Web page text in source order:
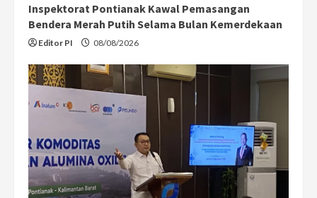
Inspektorat Pontianak Kawal Pemasangan
Bendera Merah Putih Selama Bulan Kemerdekaan
Editor PI 08/08/2026